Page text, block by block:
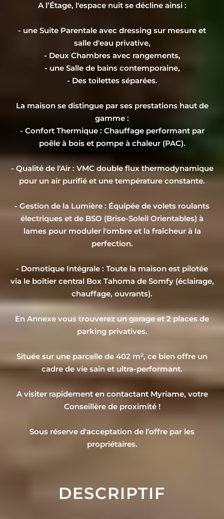
A l’Étage, l'espace nuit se décline ainsi :
- une Suite Parentale avec dressing sur mesure et
salle d'eau privative,
- Deux Chambres avec rangements,
- une Salle de bains contemporaine,
- Des toilettes séparées.
La maison se distingue par ses prestations haut de
gamme :
- ​Confort Thermique : Chauffage performant par
poêle à bois et pompe à chaleur (PAC).
- Qualité de l'Air : VMC double flux thermodynamique
pour un air purifié et une température constante.
- ​Gestion de la Lumière : Équipée de volets roulants
électriques et de BSO (Brise-Soleil Orientables) à
lames pour moduler l'ombre et la fraîcheur à la
perfection.
- Domotique Intégrale : Toute la maison est pilotée
via le boîtier central Box Tahoma de Somfy (éclairage,
chauffage, ouvrants).
En Annexe vous trouverez un garage et 2 places de
parking privatives.
Située sur une parcelle de 402 m², ce bien offre un
cadre de vie sain et ultra-performant.
A visiter rapidement en contactant Myriame, votre
Conseillère de proximité !
Sous réserve d'acceptation de l'offre par les
propriétaires.
DESCRIPTIF